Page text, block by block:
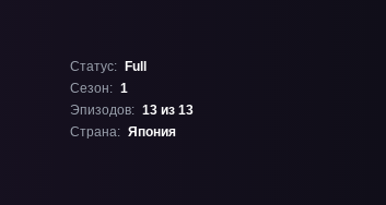
Статус:
Full
Сезон: 1
Эпизодов: 13 из 13
Страна: Япония